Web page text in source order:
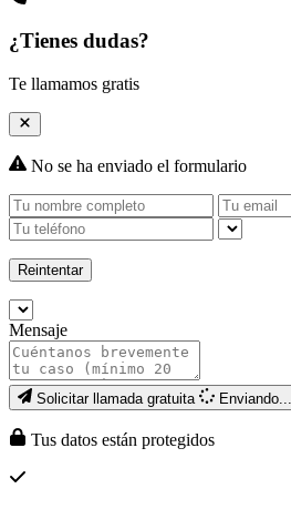
¿Tienes dudas?
Te llamamos gratis
No se ha enviado el formulario
Reintentar
Mensaje
Solicitar llamada gratuita Enviando...
Tus datos están protegidos